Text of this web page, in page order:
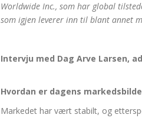
Worldwide Inc., som har global
som igjen leverer inn til blant annet
Intervju med Dag Arve Larsen,
Hvordan er dagens
Markedet har vært stabilt, og